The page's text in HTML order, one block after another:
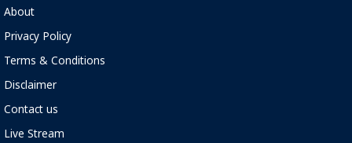
About
Privacy Policy
Terms & Conditions
Disclaimer
Contact us
Live Stream